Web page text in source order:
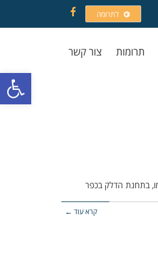
פתח
לתרומה
Facebook
תרומות צור קשר
קרא עוד ←